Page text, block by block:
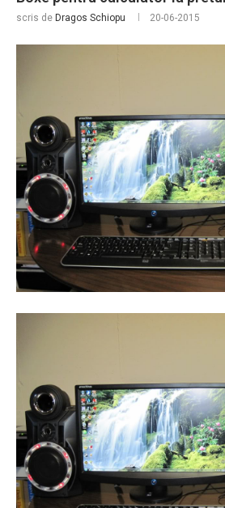
scris de Dragos Schiopu 20-06-2015